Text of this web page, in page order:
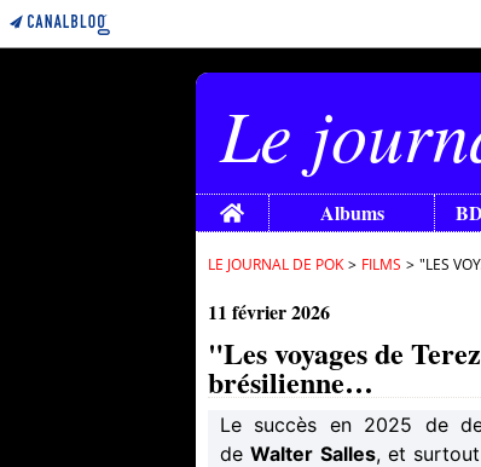
Le
Home Albums
LE JOURNAL DE POK > FILMS > "LES
11 février 2026
"Les voyages de
brésilienne…
Le succès en 2025 de
de Walter Salles, et surtout